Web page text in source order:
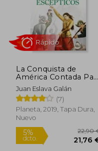
Rápido
La Conquista de
América Contada Para
Escépticos
Juan Eslava Galán
(7)
Planeta, 2019, Tapa Dura,
Nuevo